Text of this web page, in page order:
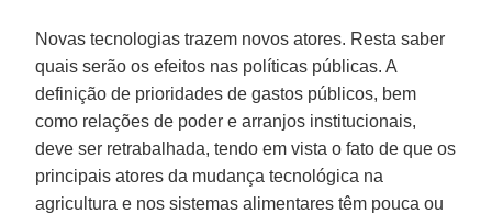
Novas tecnologias trazem novos atores. Resta saber
quais serão os efeitos nas políticas públicas. A
definição de prioridades de gastos públicos, bem
como relações de poder e arranjos institucionais,
deve ser retrabalhada, tendo em vista o fato de que os
principais atores da mudança tecnológica na
agricultura e nos sistemas alimentares têm pouca ou